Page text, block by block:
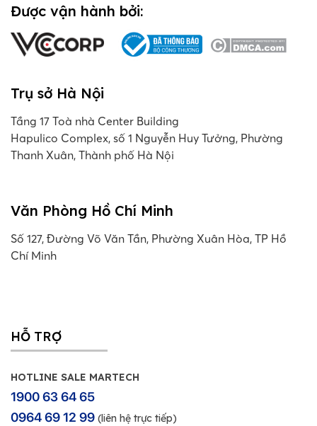
Được vận hành bởi:
Trụ sở Hà Nội
Tầng 17 Toà nhà Center Building
Hapulico Complex, số 1 Nguyễn Huy Tưởng, Phường
Thanh Xuân, Thành phố Hà Nội
Văn Phòng Hồ Chí Minh
Số 127, Đường Võ Văn Tần, Phường Xuân Hòa, TP Hồ
Chí Minh
HỖ TRỢ
HOTLINE SALE MARTECH
1900 63 64 65
0964 69 12 99 (liên hệ trực tiếp)